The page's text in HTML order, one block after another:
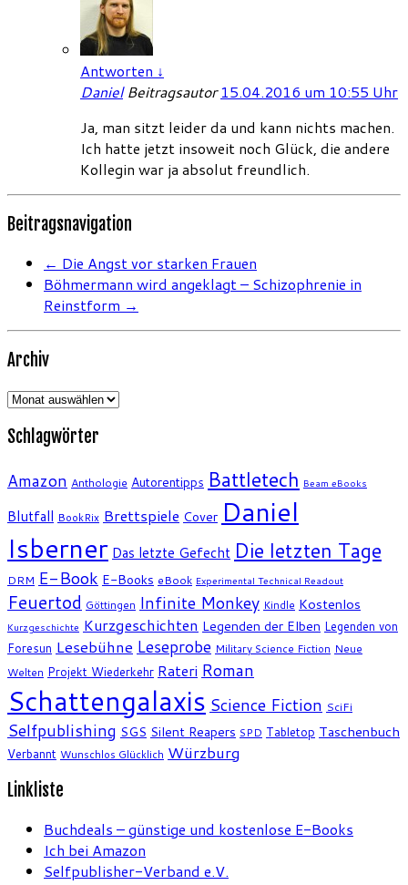
Antworten ↓
Daniel Beitragsautor 15.04.2016 um 10:55 Uhr
Ja, man sitzt leider da und kann nichts machen.
Ich hatte jetzt insoweit noch Glück, die andere
Kollegin war ja absolut freundlich.
Beitragsnavigation
← Die Angst vor starken Frauen
Böhmermann wird angeklagt – Schizophrenie in
Reinstform →
Archiv
Archiv
Schlagwörter
Amazon Anthologie Autorentipps Battletech Beam eBooks
Blutfall BookRix Brettspiele Cover Daniel
Isberner Das letzte Gefecht Die letzten Tage
DRM E-Book E-Books eBook Experimental Technical Readout
Feuertod Göttingen Infinite Monkey Kindle Kostenlos
Kurzgeschichte Kurzgeschichten Legenden der Elben Legenden von
Foresun Lesebühne Leseprobe Military Science Fiction Neue
Welten Projekt Wiederkehr Rateri Roman
Schattengalaxis Science Fiction SciFi
Selfpublishing SGS Silent Reapers SPD Tabletop Taschenbuch
Verbannt Wunschlos Glücklich Würzburg
Linkliste
Buchdeals – günstige und kostenlose E-Books
Ich bei Amazon
Selfpublisher-Verband e.V.